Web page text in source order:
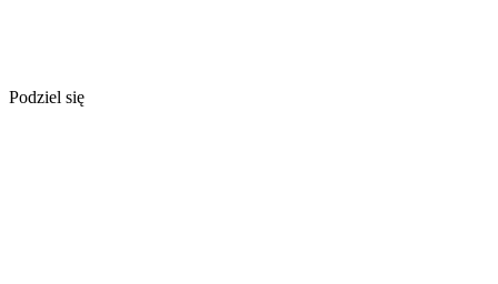
Podziel się